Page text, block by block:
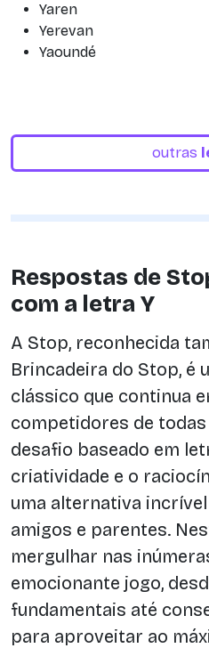
Yaren
Yerevan
Yaoundé
outras
Respostas de
com a letra Y
A Stop, reconhecida
Brincadeira do Stop, é
clássico que continua
competidores de todas
desafio baseado em
criatividade e o
uma alternativa
amigos e parentes.
mergulhar nas
emocionante jogo,
fundamentais até
para aproveitar ao